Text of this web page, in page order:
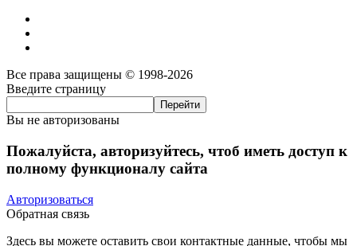
Все права защищены © 1998-2026
Введите страницу
Вы не авторизованы
Пожалуйста, авторизуйтесь, чтоб иметь доступ к
полному функционалу сайта
Авторизоваться
Обратная связь
Здесь вы можете оставить свои контактные данные, чтобы мы